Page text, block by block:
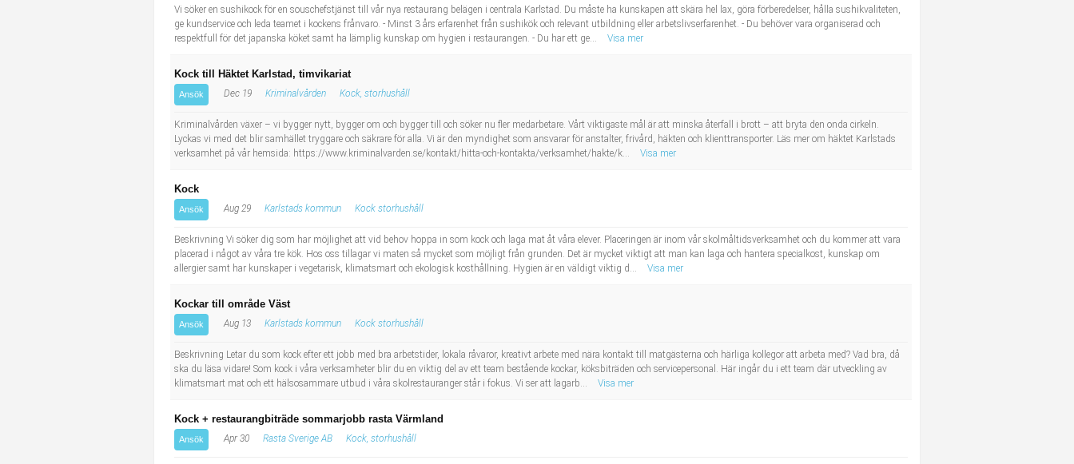
Undersköterska, vård- o specialavd. o mottagning
Vi söker en sushikock för en souschefstjänst till vår nya restaurang belägen i centrala Karlstad. Du måste ha kunskapen att skära hel lax, göra förberedelser, hålla sushikvaliteten,
ge kundservice och leda teamet i kockens frånvaro. - Minst 3 års erfarenhet från sushikök och relevant utbildning eller arbetslivserfarenhet. - Du behöver vara organiserad och
respektfull för det japanska köket samt ha lämplig kunskap om hygien i restaurangen. - Du har ett ge...
Visa mer
Kock till Häktet Karlstad, timvikariat
Ansök Dec 19 Kriminalvården Kock, storhushåll
Kriminalvården växer – vi bygger nytt, bygger om och bygger till och söker nu fler medarbetare. Vårt viktigaste mål är att minska återfall i brott – att bryta den onda cirkeln.
Lyckas vi med det blir samhället tryggare och säkrare för alla. Vi är den myndighet som ansvarar för anstalter, frivård, häkten och klienttransporter. Läs mer om häktet Karlstads
verksamhet på vår hemsida: https://www.kriminalvarden.se/kontakt/hitta-och-kontakta/verksamhet/hakte/k...
Visa mer
Kock
Ansök Aug 29 Karlstads kommun Kock storhushåll
Beskrivning Vi söker dig som har möjlighet att vid behov hoppa in som kock och laga mat åt våra elever. Placeringen är inom vår skolmåltidsverksamhet och du kommer att vara
placerad i något av våra tre kök. Hos oss tillagar vi maten så mycket som möjligt från grunden. Det är mycket viktigt att man kan laga och hantera specialkost, kunskap om
allergier samt har kunskaper i vegetarisk, klimatsmart och ekologisk kosthållning. Hygien är en väldigt viktig d...
Visa mer
Kockar till område Väst
Ansök Aug 13 Karlstads kommun Kock storhushåll
Beskrivning Letar du som kock efter ett jobb med bra arbetstider, lokala råvaror, kreativt arbete med nära kontakt till matgästerna och härliga kollegor att arbeta med? Vad bra, då
ska du läsa vidare! Som kock i våra verksamheter blir du en viktig del av ett team bestående kockar, köksbiträden och servicepersonal. Här ingår du i ett team där utveckling av
klimatsmart mat och ett hälsosammare utbud i våra skolrestauranger står i fokus. Vi ser att lagarb...
Visa mer
Kock + restaurangbiträde sommarjobb rasta Värmland
Ansök Apr 30 Rasta Sverige AB Kock, storhushåll